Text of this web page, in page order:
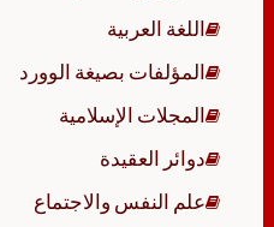
اللغة العربية
المؤلفات بصيغة الوورد
المجلات الإسلامية
دوائر العقيدة
علم النفس والاجتماع